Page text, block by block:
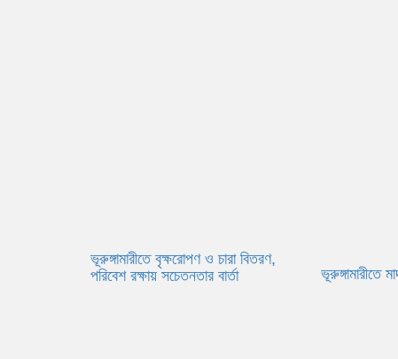
ভূরুঙ্গামারীতে বৃক্ষরোপণ ও চারা বিতরণ,
পরিবেশ রক্ষায় সচেতনতার বার্তা
ভূরুঙ্গামারীতে